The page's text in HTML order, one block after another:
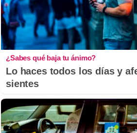
¿Sabes qué baja tu ánimo?
Lo haces todos los días y
sientes